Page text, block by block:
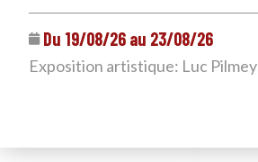
Du 19/08/26 au 23/08/26
Exposition artistique: Luc